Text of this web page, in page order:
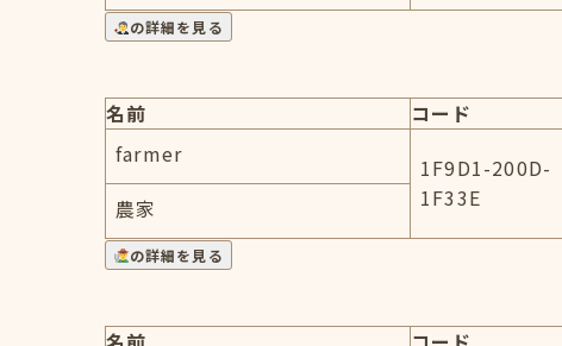
の詳細を見る
名前 コード
farmer
1F9D1-200D-
1F33E
農家
の詳細を見る